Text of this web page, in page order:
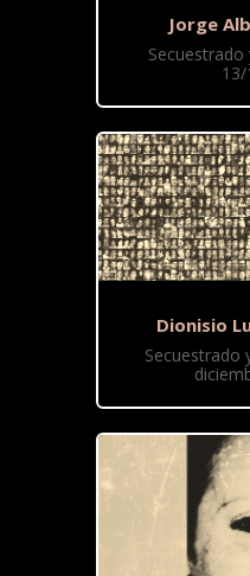
Jorge
Secuestrado
Dionisio
Secuestrado